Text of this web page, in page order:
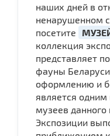
наших дней в
ненарушенном
посетите
коллекция
представляет
фауны
оформлению и
является
музеев данного
Экспозиции